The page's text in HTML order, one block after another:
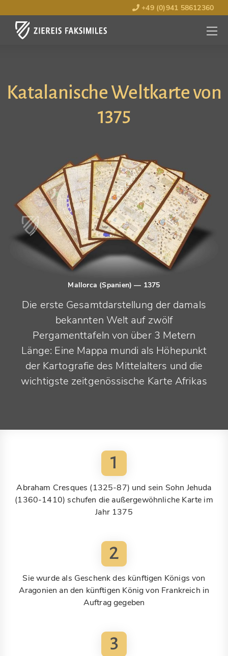
+49 (0)941 58612360
MENÜ
Katalanische Weltkarte von
1375
Mallorca (Spanien)— 1375
Die erste Gesamtdarstellung der damals
bekannten Welt auf zwölf
Pergamenttafeln von über 3 Metern
Länge: Eine Mappa mundi als Höhepunkt
der Kartografie des Mittelalters und die
wichtigste zeitgenössische Karte Afrikas
1
Abraham Cresques (1325-87) und sein Sohn Jehuda
(1360-1410) schufen die außergewöhnliche Karte im
Jahr 1375
2
Sie wurde als Geschenk des künftigen Königs von
Aragonien an den künftigen König von Frankreich in
Auftrag gegeben
3